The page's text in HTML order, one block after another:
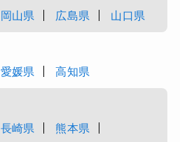
岡山県 広島県 山口県
愛媛県 高知県
長崎県
熊本県